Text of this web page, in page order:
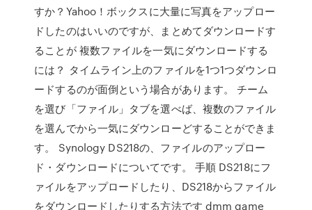
すか？Yahoo！ボックスに大量に写真をアップロー
ドしたのはいいのですが、まとめてダウンロードす
ることが 複数ファイルを一気にダウンロードする
には？ タイムライン上のファイルを1つ1つダウンロ
ードするのが面倒という場合があります。 チーム
を選び「ファイル」タブを選べば、複数のファイル
を選んでから一気にダウンローどすることができま
す。 Synology DS218の、ファイルのアップロー
ド・ダウンロードについてです。 手順 DS218にフ
ァイルをアップロードしたり、DS218からファイル
をダウンロードしたりする方法です dmm game